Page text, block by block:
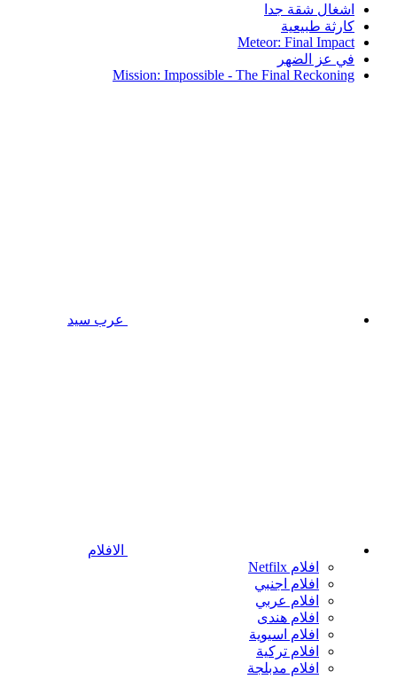
اشغال شقة جدا
كارثة طبيعية
Meteor: Final Impact
في عز الضهر
Mission: Impossible - The Final Reckoning
عرب سيد
الافلام
افلام Netfilx
افلام اجنبي
افلام عربي
افلام هندى
افلام اسيوية
افلام تركية
افلام مدبلجة